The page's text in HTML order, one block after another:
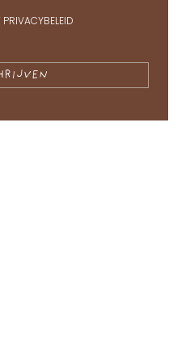
PRIVACYBELEID